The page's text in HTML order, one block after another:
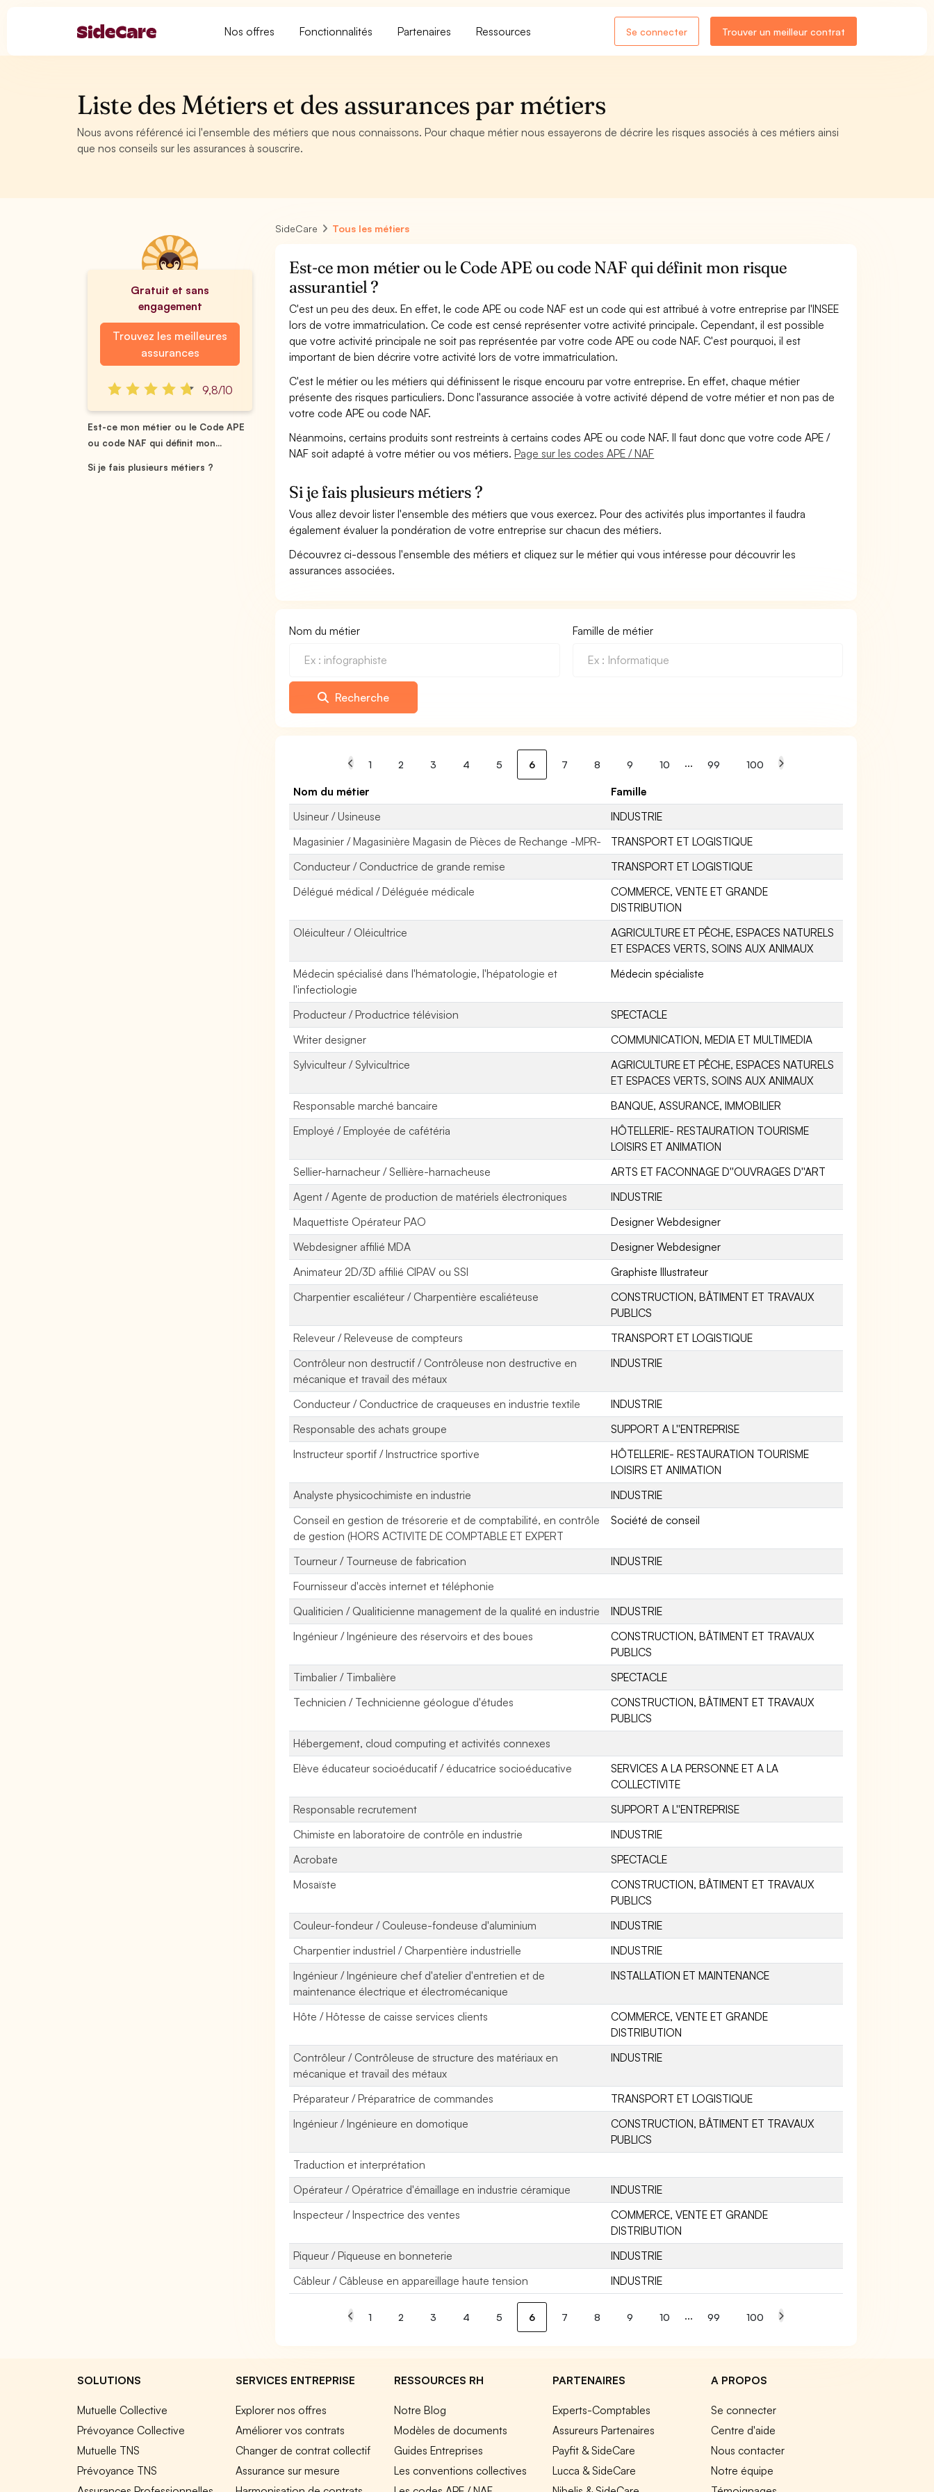
Nos offres Fonctionnalités Partenaires Ressources Se connecter Trouver un meilleur contrat
Liste des Métiers et des assurances par métiers
Nous avons référencé ici l'ensemble des métiers que nous connaissons. Pour chaque métier nous essayerons de décrire les risques associés à ces métiers ainsi
que nos conseils sur les assurances à souscrire.
Gratuit et sans
engagement
Trouvez les meilleures
assurances
9,8/10
Est-ce mon métier ou le Code APE
ou code NAF qui définit mon...
Si je fais plusieurs métiers ?
SideCare Tous les métiers
Est-ce mon métier ou le Code APE ou code NAF qui définit mon risque
assurantiel ?
C'est un peu des deux. En effet, le code APE ou code NAF est un code qui est attribué à votre entreprise par l'INSEE
lors de votre immatriculation. Ce code est censé représenter votre activité principale. Cependant, il est possible
que votre activité principale ne soit pas représentée par votre code APE ou code NAF. C'est pourquoi, il est
important de bien décrire votre activité lors de votre immatriculation.
C'est le métier ou les métiers qui définissent le risque encouru par votre entreprise. En effet, chaque métier
présente des risques particuliers. Donc l'assurance associée à votre activité dépend de votre métier et non pas de
votre code APE ou code NAF.
Néanmoins, certains produits sont restreints à certains codes APE ou code NAF. Il faut donc que votre code APE /
NAF soit adapté à votre métier ou vos métiers.Page sur les codes APE / NAF
Si je fais plusieurs métiers ?
Vous allez devoir lister l'ensemble des métiers que vous exercez. Pour des activités plus importantes il faudra
également évaluer la pondération de votre entreprise sur chacun des métiers.
Découvrez ci-dessous l'ensemble des métiers et cliquez sur le métier qui vous intéresse pour découvrir les
assurances associées.
Nom du métier Famille de métier
Recherche
1 2 3 4 5 6 7 8 9 10 ... 99 100
Nom du métier
Famille
Usineur / Usineuse
INDUSTRIE
Magasinier / Magasinière Magasin de Pièces de Rechange -MPR-
TRANSPORT ET LOGISTIQUE
Conducteur / Conductrice de grande remise
TRANSPORT ET LOGISTIQUE
Délégué médical / Déléguée médicale
COMMERCE, VENTE ET GRANDE
DISTRIBUTION
Oléiculteur / Oléicultrice
AGRICULTURE ET PÊCHE, ESPACES NATURELS
ET ESPACES VERTS, SOINS AUX ANIMAUX
Médecin spécialisé dans l'hématologie, l'hépatologie et
l'infectiologie
Médecin spécialiste
Producteur / Productrice télévision
SPECTACLE
Writer designer
COMMUNICATION, MEDIA ET MULTIMEDIA
Sylviculteur / Sylvicultrice
AGRICULTURE ET PÊCHE, ESPACES NATURELS
ET ESPACES VERTS, SOINS AUX ANIMAUX
Responsable marché bancaire
BANQUE, ASSURANCE, IMMOBILIER
Employé / Employée de cafétéria
HÔTELLERIE- RESTAURATION TOURISME
LOISIRS ET ANIMATION
Sellier-harnacheur / Sellière-harnacheuse
ARTS ET FACONNAGE D''OUVRAGES D''ART
Agent / Agente de production de matériels électroniques
INDUSTRIE
Maquettiste Opérateur PAO
Designer Webdesigner
Webdesigner affilié MDA
Designer Webdesigner
Animateur 2D/3D affilié CIPAV ou SSI
Graphiste Illustrateur
Charpentier escaliéteur / Charpentière escaliéteuse
CONSTRUCTION, BÂTIMENT ET TRAVAUX
PUBLICS
Releveur / Releveuse de compteurs
TRANSPORT ET LOGISTIQUE
Contrôleur non destructif / Contrôleuse non destructive en
mécanique et travail des métaux
INDUSTRIE
Conducteur / Conductrice de craqueuses en industrie textile
INDUSTRIE
Responsable des achats groupe
SUPPORT A L''ENTREPRISE
Instructeur sportif / Instructrice sportive
HÔTELLERIE- RESTAURATION TOURISME
LOISIRS ET ANIMATION
Analyste physicochimiste en industrie
INDUSTRIE
Conseil en gestion de trésorerie et de comptabilité, en contrôle
de gestion (HORS ACTIVITE DE COMPTABLE ET EXPERT
Société de conseil
Tourneur / Tourneuse de fabrication
INDUSTRIE
Fournisseur d'accès internet et téléphonie
Qualiticien / Qualiticienne management de la qualité en industrie
INDUSTRIE
Ingénieur / Ingénieure des réservoirs et des boues
CONSTRUCTION, BÂTIMENT ET TRAVAUX
PUBLICS
Timbalier / Timbalière
SPECTACLE
Technicien / Technicienne géologue d'études
CONSTRUCTION, BÂTIMENT ET TRAVAUX
PUBLICS
Hébergement, cloud computing et activités connexes
Elève éducateur socioéducatif / éducatrice socioéducative
SERVICES A LA PERSONNE ET A LA
COLLECTIVITE
Responsable recrutement
SUPPORT A L''ENTREPRISE
Chimiste en laboratoire de contrôle en industrie
INDUSTRIE
Acrobate
SPECTACLE
Mosaïste
CONSTRUCTION, BÂTIMENT ET TRAVAUX
PUBLICS
Couleur-fondeur / Couleuse-fondeuse d'aluminium
INDUSTRIE
Charpentier industriel / Charpentière industrielle
INDUSTRIE
Ingénieur / Ingénieure chef d'atelier d'entretien et de
maintenance électrique et électromécanique
INSTALLATION ET MAINTENANCE
Hôte / Hôtesse de caisse services clients
COMMERCE, VENTE ET GRANDE
DISTRIBUTION
Contrôleur / Contrôleuse de structure des matériaux en
mécanique et travail des métaux
INDUSTRIE
Préparateur / Préparatrice de commandes
TRANSPORT ET LOGISTIQUE
Ingénieur / Ingénieure en domotique
CONSTRUCTION, BÂTIMENT ET TRAVAUX
PUBLICS
Traduction et interprétation
Opérateur / Opératrice d'émaillage en industrie céramique
INDUSTRIE
Inspecteur / Inspectrice des ventes
COMMERCE, VENTE ET GRANDE
DISTRIBUTION
Piqueur / Piqueuse en bonneterie
INDUSTRIE
Câbleur / Câbleuse en appareillage haute tension
INDUSTRIE
1 2 3 4 5 6 7 8 9 10 ... 99 100
SOLUTIONS
Mutuelle Collective
Prévoyance Collective
Mutuelle TNS
Prévoyance TNS
SERVICES ENTREPRISE
Explorer nos offres
Améliorer vos contrats
Changer de contrat collectif
Assurance sur mesure
RESSOURCES RH
Notre Blog
Modèles de documents
Guides Entreprises
Les conventions collectives
PARTENAIRES
Experts-Comptables
Assureurs Partenaires
Payfit & SideCare
Lucca & SideCare
A PROPOS
Se connecter
Centre d'aide
Nous contacter
Notre équipe